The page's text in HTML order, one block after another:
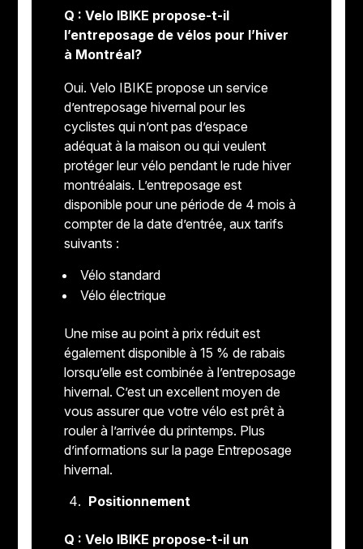
Q : Velo IBIKE propose-t-il
l’entreposage de vélos pour l’hiver
à Montréal?
Oui. Velo IBIKE propose un service
d’entreposage hivernal pour les
cyclistes qui n’ont pas d’espace
adéquat à la maison ou qui veulent
protéger leur vélo pendant le rude hiver
montréalais. L’entreposage est
disponible pour une période de 4 mois à
compter de la date d’entrée, aux tarifs
suivants :
Vélo standard
Vélo électrique
Une mise au point à prix réduit est
également disponible à 15 % de rabais
lorsqu’elle est combinée à l’entreposage
hivernal. C’est un excellent moyen de
vous assurer que votre vélo est prêt à
rouler à l’arrivée du printemps. Plus
d’informations sur la page Entreposage
hivernal.
Positionnement
Q : Velo IBIKE propose-t-il un